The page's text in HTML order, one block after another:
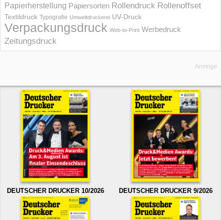
Papierherstellung Papiersorten Rollendruck Rollenoffset
Textildruck Typografie Umweltdruckerei UV-Druck
Verpackungsdruck Web-to-Print Werbedruck
Zeitungsdruck
Anzeige
DEUTSCHER DRUCKER 10/2026 DEUTSCHER DRUCKER 9/2026